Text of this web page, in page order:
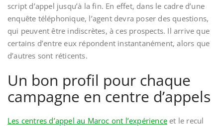
script d’appel jusqu’à la fin. En effet, dans le cadre d’une
enquête téléphonique, l’agent devra poser des questions,
qui peuvent être indiscrètes, à ces prospects. Il arrive que
certains d’entre eux répondent instantanément, alors que
d’autres sont réticents.
Un bon profil pour chaque
campagne en centre d’appels
Les centres d’appel au Maroc ont l’expérience et le recul